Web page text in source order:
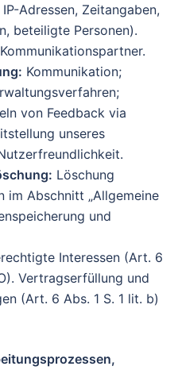
Adressen, Zeitangaben,
beteiligte Personen).
Kommunikationspartner.
Kommunikation;
von Feedback via
unseres
Löschung
im Abschnitt „Allgemeine
und
Interessen (Art. 6
Vertragserfüllung und
(Art. 6 Abs. 1 S. 1 lit. b)